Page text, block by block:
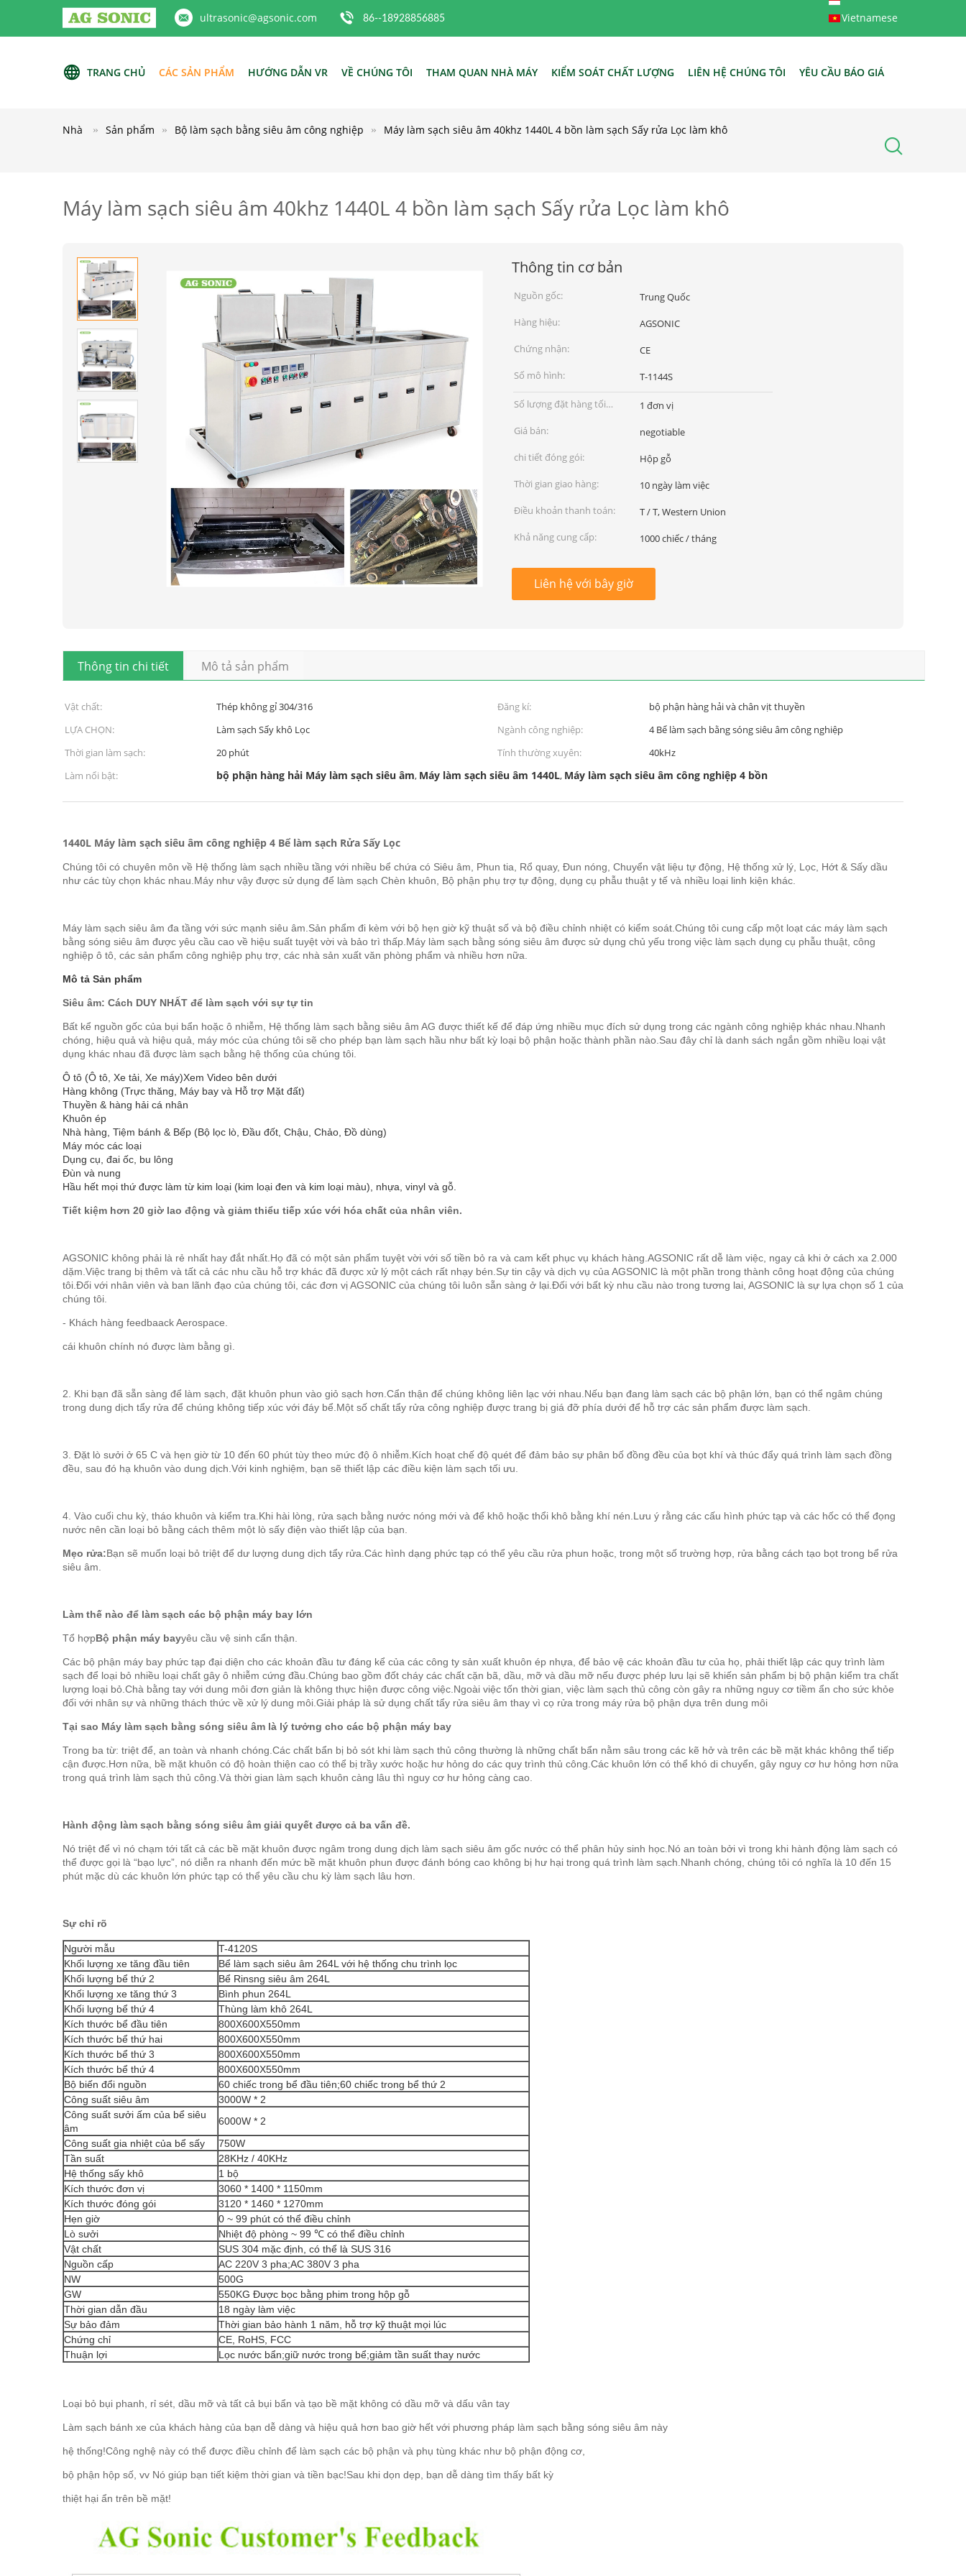
ultrasonic@agsonic.com 86--18928856885 Vietnamese
TRANG CHỦ CÁC SẢN PHẨM HƯỚNG DẪN VR VỀ CHÚNG TÔI THAM QUAN NHÀ MÁY KIỂM SOÁT CHẤT LƯỢNG LIÊN HỆ CHÚNG TÔI YÊU CẦU BÁO GIÁ
Nhà Sản phẩm Bộ làm sạch bằng siêu âm công nghiệp Máy làm sạch siêu âm 40khz 1440L 4 bồn làm sạch Sấy rửa Lọc làm khô
Máy làm sạch siêu âm 40khz 1440L 4 bồn làm sạch Sấy rửa Lọc làm khô
Thông tin cơ bản
Nguồn gốc:
Trung Quốc
Hàng hiệu:
AGSONIC
Chứng nhận:
CE
Số mô hình:
T-1144S
Số lượng đặt hàng tối
thiểu:
1 đơn vị
Giá bán:
negotiable
chi tiết đóng gói:
Hộp gỗ
Thời gian giao hàng:
10 ngày làm việc
Điều khoản thanh toán:
T / T, Western Union
Khả năng cung cấp:
1000 chiếc / tháng
Liên hệ với bây giờ
Thông tin chi tiết Mô tả sản phẩm
Vật chất: Thép không gỉ 304/316 Đăng kí:
bộ phận hàng hải và chân vịt thuyền
LỰA CHỌN:
Làm sạch Sấy khô Lọc Ngành công nghiệp:
4 Bể làm sạch bằng sóng siêu âm công nghiệp
Thời gian làm sạch:
20 phút Tính thường xuyên:
40kHz
Làm nổi bật:
bộ phận hàng hải Máy làm sạch siêu âm, Máy làm sạch siêu âm 1440L, Máy làm sạch siêu âm công nghiệp 4 bồn
1440L Máy làm sạch siêu âm công nghiệp 4 Bể làm sạch Rửa Sấy Lọc
Chúng tôi có chuyên môn về Hệ thống làm sạch nhiều tầng với nhiều bể chứa có Siêu âm, Phun tia, Rổ quay, Đun nóng, Chuyển vật liệu tự động, Hệ thống xử lý, Lọc, Hớt & Sấy dầu
như các tùy chọn khác nhau.Máy như vậy được sử dụng để làm sạch Chèn khuôn, Bộ phận phụ trợ tự động, dụng cụ phẫu thuật y tế và nhiều loại linh kiện khác.
Máy làm sạch siêu âm đa tầng với sức mạnh siêu âm.Sản phẩm đi kèm với bộ hẹn giờ kỹ thuật số và bộ điều chỉnh nhiệt có kiểm soát.Chúng tôi cung cấp một loạt các máy làm sạch
bằng sóng siêu âm được yêu cầu cao về hiệu suất tuyệt vời và bảo trì thấp.Máy làm sạch bằng sóng siêu âm được sử dụng chủ yếu trong việc làm sạch dụng cụ phẫu thuật, công
nghiệp ô tô, các sản phẩm công nghiệp phụ trợ, các nhà sản xuất văn phòng phẩm và nhiều hơn nữa.
Mô tả Sản phẩm
Siêu âm: Cách DUY NHẤT để làm sạch với sự tự tin
Bất kể nguồn gốc của bụi bẩn hoặc ô nhiễm, Hệ thống làm sạch bằng siêu âm AG được thiết kế để đáp ứng nhiều mục đích sử dụng trong các ngành công nghiệp khác nhau.Nhanh
chóng, hiệu quả và hiệu quả, máy móc của chúng tôi sẽ cho phép bạn làm sạch hầu như bất kỳ loại bộ phận hoặc thành phần nào.Sau đây chỉ là danh sách ngắn gồm nhiều loại vật
dụng khác nhau đã được làm sạch bằng hệ thống của chúng tôi.
Ô tô (Ô tô, Xe tải, Xe máy)Xem Video bên dưới
Hàng không (Trực thăng, Máy bay và Hỗ trợ Mặt đất)
Thuyền & hàng hải cá nhân
Khuôn ép
Nhà hàng, Tiệm bánh & Bếp (Bộ lọc lò, Đầu đốt, Chậu, Chảo, Đồ dùng)
Máy móc các loại
Dụng cụ, đai ốc, bu lông
Đùn và nung
Hầu hết mọi thứ được làm từ kim loại (kim loại đen và kim loại màu), nhựa, vinyl và gỗ.
Tiết kiệm hơn 20 giờ lao động và giảm thiểu tiếp xúc với hóa chất của nhân viên.
AGSONIC không phải là rẻ nhất hay đắt nhất.Họ đã có một sản phẩm tuyệt vời với số tiền bỏ ra và cam kết phục vụ khách hàng.AGSONIC rất dễ làm việc, ngay cả khi ở cách xa 2.000
dặm.Việc trang bị thêm và tất cả các nhu cầu hỗ trợ khác đã được xử lý một cách rất nhạy bén.Sự tin cậy và dịch vụ của AGSONIC là một phần trong thành công hoạt động của chúng
tôi.Đối với nhân viên và ban lãnh đạo của chúng tôi, các đơn vị AGSONIC của chúng tôi luôn sẵn sàng ở lại.Đối với bất kỳ nhu cầu nào trong tương lai, AGSONIC là sự lựa chọn số 1 của
chúng tôi.
- Khách hàng feedbaack Aerospace.
cái khuôn chính nó được làm bằng gì.
2. Khi bạn đã sẵn sàng để làm sạch, đặt khuôn phun vào giỏ sạch hơn.Cẩn thận để chúng không liên lạc với nhau.Nếu bạn đang làm sạch các bộ phận lớn, bạn có thể ngâm chúng
trong dung dịch tẩy rửa để chúng không tiếp xúc với đáy bể.Một số chất tẩy rửa công nghiệp được trang bị giá đỡ phía dưới để hỗ trợ các sản phẩm được làm sạch.
3. Đặt lò sưởi ở 65 C và hẹn giờ từ 10 đến 60 phút tùy theo mức độ ô nhiễm.Kích hoạt chế độ quét để đảm bảo sự phân bố đồng đều của bọt khí và thúc đẩy quá trình làm sạch đồng
đều, sau đó hạ khuôn vào dung dịch.Với kinh nghiệm, bạn sẽ thiết lập các điều kiện làm sạch tối ưu.
4. Vào cuối chu kỳ, tháo khuôn và kiểm tra.Khi hài lòng, rửa sạch bằng nước nóng mới và để khô hoặc thổi khô bằng khí nén.Lưu ý rằng các cấu hình phức tạp và các hốc có thể đọng
nước nên cần loại bỏ bằng cách thêm một lò sấy điện vào thiết lập của bạn.
Mẹo rửa:Bạn sẽ muốn loại bỏ triệt để dư lượng dung dịch tẩy rửa.Các hình dạng phức tạp có thể yêu cầu rửa phun hoặc, trong một số trường hợp, rửa bằng cách tạo bọt trong bể rửa
siêu âm.
Làm thế nào để làm sạch các bộ phận máy bay lớn
Tổ hợpBộ phận máy bayyêu cầu vệ sinh cẩn thận.
Các bộ phận máy bay phức tạp đại diện cho các khoản đầu tư đáng kể của các công ty sản xuất khuôn ép nhựa, để bảo vệ các khoản đầu tư của họ, phải thiết lập các quy trình làm
sạch để loại bỏ nhiều loại chất gây ô nhiễm cứng đầu.Chúng bao gồm đốt cháy các chất cặn bã, dầu, mỡ và dầu mỡ nếu được phép lưu lại sẽ khiến sản phẩm bị bộ phận kiểm tra chất
lượng loại bỏ.Chà bằng tay với dung môi đơn giản là không thực hiện được công việc.Ngoài việc tốn thời gian, việc làm sạch thủ công còn gây ra những nguy cơ tiềm ẩn cho sức khỏe
đối với nhân sự và những thách thức về xử lý dung môi.Giải pháp là sử dụng chất tẩy rửa siêu âm thay vì cọ rửa trong máy rửa bộ phận dựa trên dung môi
Tại sao Máy làm sạch bằng sóng siêu âm là lý tưởng cho các bộ phận máy bay
Trong ba từ: triệt để, an toàn và nhanh chóng.Các chất bẩn bị bỏ sót khi làm sạch thủ công thường là những chất bẩn nằm sâu trong các kẽ hở và trên các bề mặt khác không thể tiếp
cận được.Hơn nữa, bề mặt khuôn có độ hoàn thiện cao có thể bị trầy xước hoặc hư hỏng do các quy trình thủ công.Các khuôn lớn có thể khó di chuyển, gây nguy cơ hư hỏng hơn nữa
trong quá trình làm sạch thủ công.Và thời gian làm sạch khuôn càng lâu thì nguy cơ hư hỏng càng cao.
Hành động làm sạch bằng sóng siêu âm giải quyết được cả ba vấn đề.
Nó triệt để vì nó chạm tới tất cả các bề mặt khuôn được ngâm trong dung dịch làm sạch siêu âm gốc nước có thể phân hủy sinh học.Nó an toàn bởi vì trong khi hành động làm sạch có
thể được gọi là “bạo lực”, nó diễn ra nhanh đến mức bề mặt khuôn phun được đánh bóng cao không bị hư hại trong quá trình làm sạch.Nhanh chóng, chúng tôi có nghĩa là 10 đến 15
phút mặc dù các khuôn lớn phức tạp có thể yêu cầu chu kỳ làm sạch lâu hơn.
Sự chỉ rõ
Người mẫu
T-4120S
Khối lượng xe tăng đầu tiên
Bể làm sạch siêu âm 264L với hệ thống chu trình lọc
Khối lượng bể thứ 2
Bể Rinsng siêu âm 264L
Khối lượng xe tăng thứ 3
Bình phun 264L
Khối lượng bể thứ 4
Thùng làm khô 264L
Kích thước bể đầu tiên
800X600X550mm
Kích thước bể thứ hai
800X600X550mm
Kích thước bể thứ 3
800X600X550mm
Kích thước bể thứ 4
800X600X550mm
Bộ biến đổi nguồn
60 chiếc trong bể đầu tiên;60 chiếc trong bể thứ 2
Công suất siêu âm
3000W * 2
Công suất sưởi ấm của bể siêu
âm
6000W * 2
Công suất gia nhiệt của bể sấy
750W
Tần suất
28KHz / 40KHz
Hệ thống sấy khô
1 bộ
Kích thước đơn vị
3060 * 1400 * 1150mm
Kích thước đóng gói
3120 * 1460 * 1270mm
Hẹn giờ
0 ~ 99 phút có thể điều chỉnh
Lò sưởi
Nhiệt độ phòng ~ 99 ℃ có thể điều chỉnh
Vật chất
SUS 304 mặc định, có thể là SUS 316
Nguồn cấp
AC 220V 3 pha;AC 380V 3 pha
NW
500G
GW
550KG Được bọc bằng phim trong hộp gỗ
Thời gian dẫn đầu
18 ngày làm việc
Sự bảo đảm
Thời gian bảo hành 1 năm, hỗ trợ kỹ thuật mọi lúc
Chứng chỉ
CE, RoHS, FCC
Thuận lợi
Lọc nước bẩn;giữ nước trong bể;giảm tần suất thay nước
Loại bỏ bụi phanh, rỉ sét, dầu mỡ và tất cả bụi bẩn và tạo bề mặt không có dầu mỡ và dấu vân tay
Làm sạch bánh xe của khách hàng của bạn dễ dàng và hiệu quả hơn bao giờ hết với phương pháp làm sạch bằng sóng siêu âm này
hệ thống!Công nghệ này có thể được điều chỉnh để làm sạch các bộ phận và phụ tùng khác như bộ phận động cơ,
bộ phận hộp số, vv Nó giúp bạn tiết kiệm thời gian và tiền bạc!Sau khi dọn dẹp, bạn dễ dàng tìm thấy bất kỳ
thiệt hại ẩn trên bề mặt!